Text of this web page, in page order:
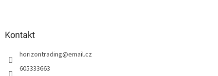
Kontakt
horizontrading@email.cz
605333663